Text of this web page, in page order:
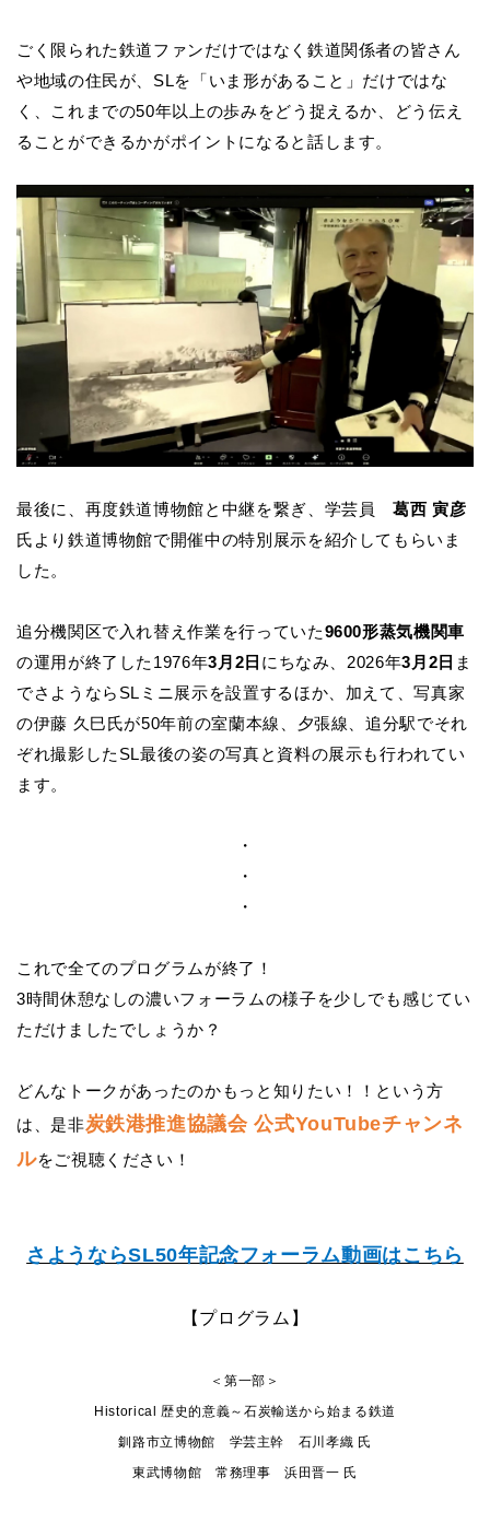
ごく限られた鉄道ファンだけではなく鉄道関係者の皆さん
や地域の住民が、SLを「いま形があること」だけではな
く、これまでの50年以上の歩みをどう捉えるか、どう伝え
ることができるかがポイントになると話します。
最後に、再度鉄道博物館と中継を繋ぎ、学芸員葛西 寅彦
氏より鉄道博物館で開催中の特別展示を紹介してもらいま
した。
追分機関区で入れ替え作業を行っていた9600形蒸気機関車
の運用が終了した1976年3月2日 にちなみ、2026年3月2日 ま
でさようならSLミニ展示を設置するほか、加えて、写真家
の伊藤 久巳氏が50年前の室蘭本線、夕張線、追分駅でそれ
ぞれ撮影したSL最後の姿の写真と資料の展示も行われてい
ます。
・
・
・
これで全てのプログラムが終了！
3時間休憩なしの濃いフォーラムの様子を少しでも感じてい
ただけましたでしょうか？
どんなトークがあったのかもっと知りたい！！という方
は、是非炭鉄港推進協議会 公式YouTubeチャンネ
ルをご視聴ください！
さようならSL50年記念フォーラム動画はこちら
【プログラム】
＜第一部＞
Historical 歴史的意義～石炭輸送から始まる鉄道
釧路市立博物館 学芸主幹 石川孝織 氏
東武博物館 常務理事 浜田晋一 氏